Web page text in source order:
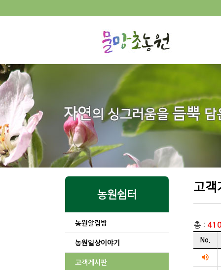
농원쉼터
농원알림방
농원일상이야기
고객게시판
고객
총 :
게시글
순번
제목
No.
volume_up